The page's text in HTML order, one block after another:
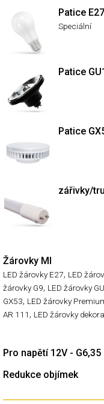
Patice E27
Speciální
Patice
Patice
zářivky/
Žárovky MI
LED žárovky E27, LED
žárovky G9, LED žárovky
GX53, LED žárovky
AR 111 , LED žárovky
Pro napětí 12V - G6,35
Redukce objímek